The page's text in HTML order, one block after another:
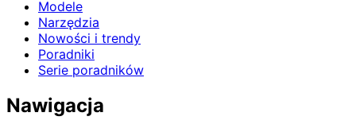
Modele
Narzędzia
Nowości i trendy
Poradniki
Serie poradników
Nawigacja